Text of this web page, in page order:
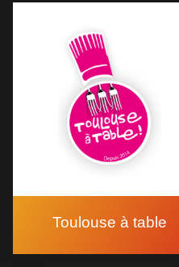
Toulouse à table